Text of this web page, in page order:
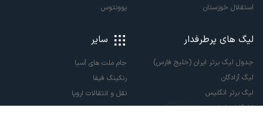
استقلال خوزستان
یوونتوس
لیگ های پرطرفدار
جدول لیگ برتر ایران (خلیج فارس)
لیگ آزادگان
لیگ برتر انگلیس
لالیگا اسپانیا
سایر
جام ملت های آسیا
رنکینگ فیفا
نقل و انتقالات اروپا
نقل و انتقالات ایران